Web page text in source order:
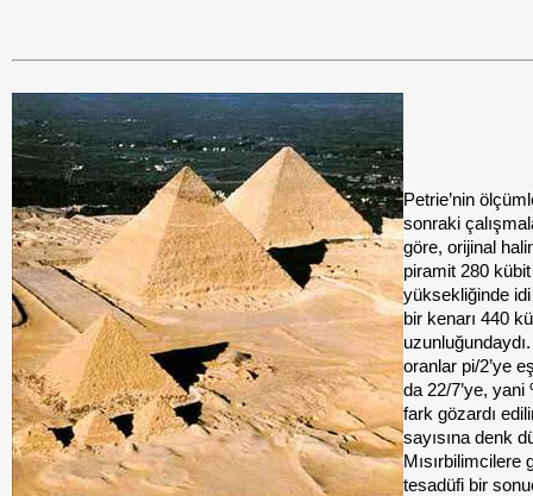
Petrie’nin
sonraki
göre, orijinal
piramit 280 kübit
yüksekliğinde
bir kenarı 440
oranlar pi/2’ye
da 22/7’ye, yani
fark gözardı
sayısına denk
Mısırbilimcilere
tesadüfi bir